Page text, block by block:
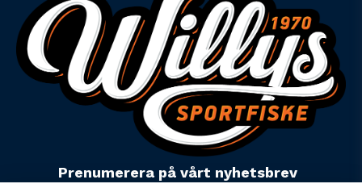
Prenumerera på vårt nyhetsbrev